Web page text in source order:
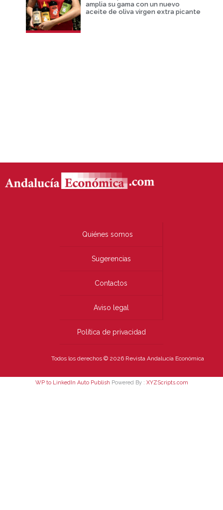
amplia su gama con un nuevo
aceite de oliva virgen extra picante
Quiénes somos
Sugerencias
Contactos
Aviso legal
Política de privacidad
Todos los derechos © 2026 Revista Andalucía Económica
WP to LinkedIn Auto Publish Powered By : XYZScripts.com